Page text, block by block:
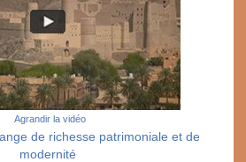
Agrandir la vidéo
de richesse patrimoniale et de
modernité